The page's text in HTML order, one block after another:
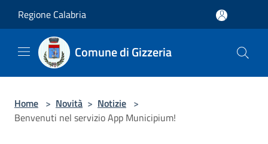
Regione Calabria
Comune di Gizzeria
Home > Novità > Notizie >
Benvenuti nel servizio App Municipium!